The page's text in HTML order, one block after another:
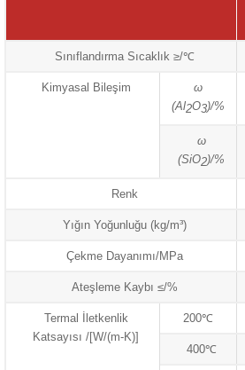
Sınıflandırma Sıcaklık ≥/℃
Kimyasal Bileşim
ω
(Al2O3)/%
ω
(SiO2)/%
Renk
Yığın Yoğunluğu (kg/m³)
Çekme Dayanımı/MPa
Ateşleme Kaybı ≤/%
Termal İletkenlik
Katsayısı /[W/(m-K)]
200℃
400℃